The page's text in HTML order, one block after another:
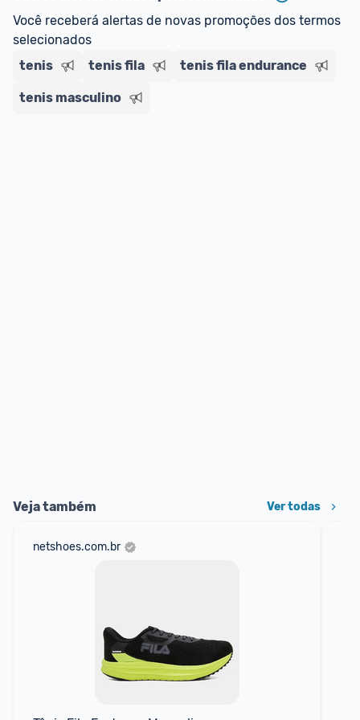
Entrega Expressa: A partir de 2 dias úteis.*
*Confira aqui
Você receberá alertas de novas promoções dos termos
selecionados
tenis
tenis fila tenis fila endurance
tenis masculino
Veja também Ver todas
netshoes.com.br